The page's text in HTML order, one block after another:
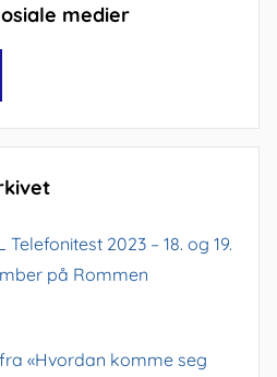
medier
Telefonitest 2023 – 18. og 19.
på Rommen
«Hvordan komme seg